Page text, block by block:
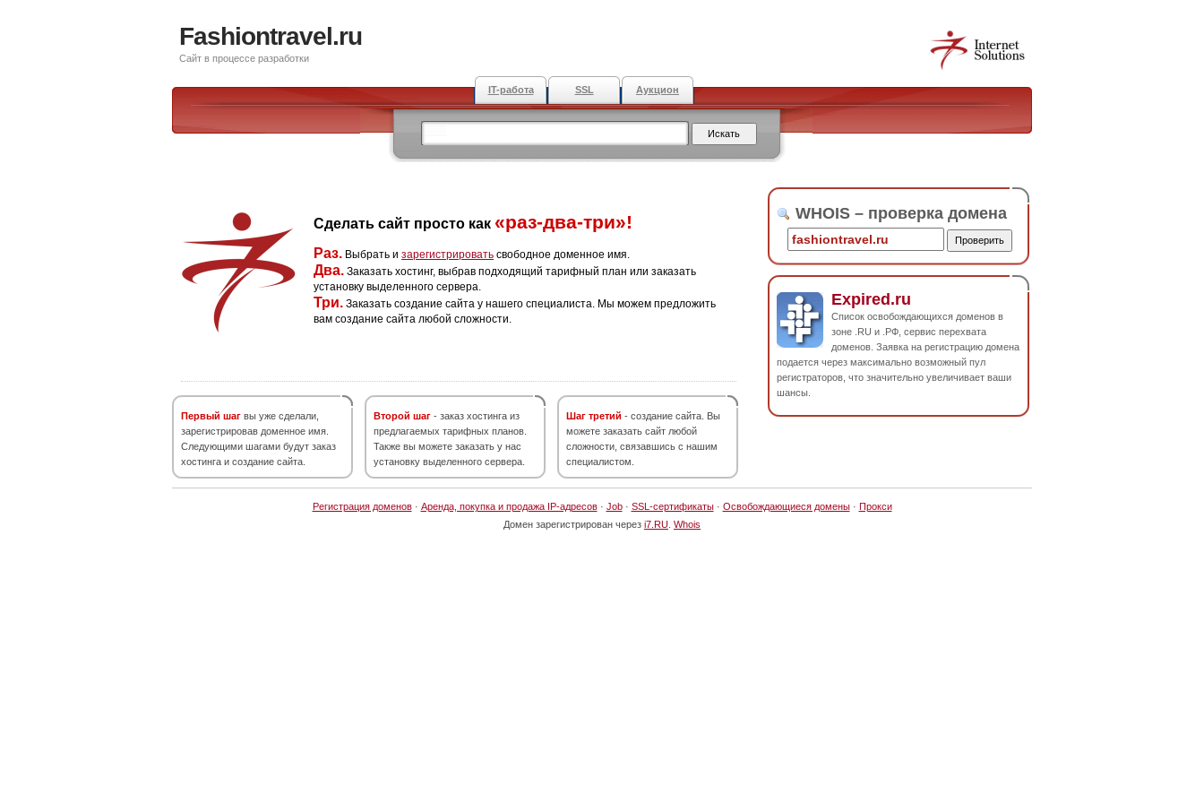
Fashiontravel.ru
Сайт в процессе разработки
IT-работа SSL Аукцион
Сделать сайт просто как «раз-два-три»!
Раз. Выбрать и зарегистрировать свободное доменное имя.
Два. Заказать хостинг, выбрав подходящий тарифный план или заказать
установку выделенного сервера.
Три. Заказать создание сайта у нашего специалиста. Мы можем предложить
вам создание сайта любой сложности.
Первый шаг вы уже сделали,
зарегистрировав доменное имя.
Следующими шагами будут заказ
хостинга и создание сайта.
Второй шаг - заказ хостинга из
предлагаемых тарифных планов.
Также вы можете заказать у нас
установку выделенного сервера.
Шаг третий - создание сайта. Вы
можете заказать сайт любой
сложности, связавшись с нашим
специалистом.
WHOIS – проверка домена
Expired.ru
Список освобождающихся доменов в
зоне .RU и .РФ, сервис перехвата
доменов. Заявка на регистрацию домена
подается через максимально возможный пул
регистраторов, что значительно увеличивает ваши
шансы.
Регистрация доменов· Аренда, покупка и продажа IP-адресов· Job· SSL-сертификаты· Освобождающиеся домены· Прокси
Домен зарегистрирован через i7.RU Whois